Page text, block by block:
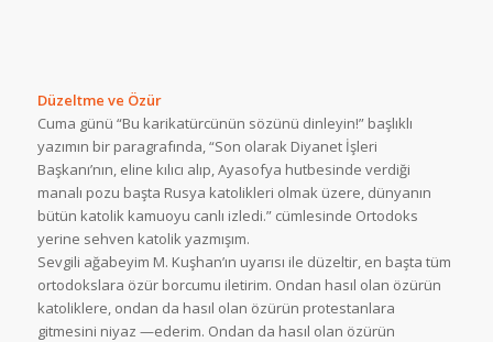
Düzeltme ve Özür
Cuma günü “Bu karikatürcünün sözünü dinleyin!” başlıklı
yazımın bir paragrafında, “Son olarak Diyanet İşleri
Başkanı’nın, eline kılıcı alıp, Ayasofya hutbesinde verdiği
manalı pozu başta Rusya katolikleri olmak üzere, dünyanın
bütün katolik kamuoyu canlı izledi.” cümlesinde Ortodoks
yerine sehven katolik yazmışım.
Sevgili ağabeyim M. Kuşhan’ın uyarısı ile düzeltir, en başta tüm
ortodokslara özür borcumu iletirim. Ondan hasıl olan özürün
katoliklere, ondan da hasıl olan özürün protestanlara
gitmesini niyaz —ederim. Ondan da hasıl olan özürün